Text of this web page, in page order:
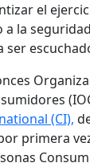
el
a la
ser
(CI),
primera